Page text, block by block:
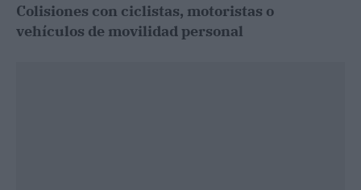
Colisiones con ciclistas, motoristas o
vehículos de movilidad personal